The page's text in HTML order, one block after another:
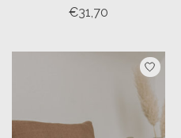
€31,70